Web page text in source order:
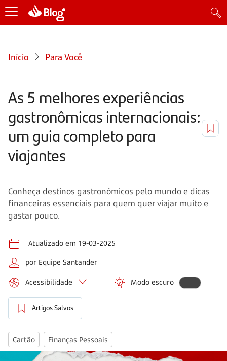
Início Para Você
As 5 melhores experiências
gastronômicas internacionais:
um guia completo para
viajantes
Conheça destinos gastronômicos pelo mundo e dicas
financeiras essenciais para quem quer viajar muito e
gastar pouco.
Atualizado em 19-03-2025
por Equipe Santander
Acessibilidade Modo escuro
Artigos Salvos
Cartão Finanças Pessoais